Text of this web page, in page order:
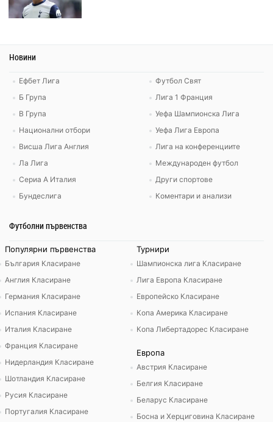
Новини
Ефбет Лига
Б Група
В Група
Национални отбори
Висша Лига Англия
Ла Лига
Сериа А Италия
Бундеслига
Футбол Свят
Лига 1 Франция
Уефа Шампионска Лига
Уефа Лига Европа
Лига на конференциите
Международен футбол
Други спортове
Коментари и анализи
Футболни първенства
Популярни първенства
България Класиране
Англия Класиране
Германия Класиране
Испания Класиране
Италия Класиране
Франция Класиране
Нидерландия Класиране
Шотландия Класиране
Русия Класиране
Португалия Класиране
Турнири
Шампионска лига Класиране
Лига Европа Класиране
Европейско Класиране
Копа Америка Класиране
Копа Либертадорес Класиране
Европа
Австрия Класиране
Белгия Класиране
Беларус Класиране
Босна и Херциговина Класиране